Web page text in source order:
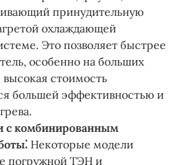
принудительную
охлаждающей
Это позволяет быстрее
особенно на больших
стоимость
большей эффективностью и
с комбинированным
Некоторые модели
погружной ТЭН и